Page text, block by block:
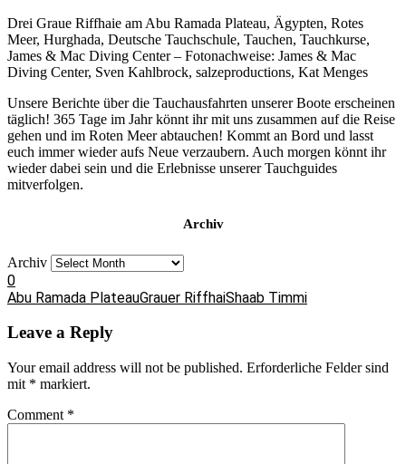
Drei Graue Riffhaie am Abu Ramada Plateau, Ägypten, Rotes
Meer, Hurghada, Deutsche Tauchschule, Tauchen, Tauchkurse,
James & Mac Diving Center – Fotonachweise: James & Mac
Diving Center, Sven Kahlbrock, salzeproductions, Kat Menges
Unsere Berichte über die Tauchausfahrten unserer Boote erscheinen
täglich! 365 Tage im Jahr könnt ihr mit uns zusammen auf die Reise
gehen und im Roten Meer abtauchen! Kommt an Bord und lasst
euch immer wieder aufs Neue verzaubern. Auch morgen könnt ihr
wieder dabei sein und die Erlebnisse unserer Tauchguides
mitverfolgen.
Archiv
Archiv
0
Abu Ramada PlateauGrauer RiffhaiShaab Timmi
Leave a Reply
Your email address will not be published. Erforderliche Felder sind
mit * markiert.
Comment *